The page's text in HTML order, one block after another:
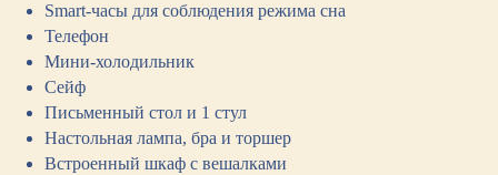
Smart-часы для соблюдения режима сна
Телефон
Мини-холодильник
Сейф
Письменный стол и 1 стул
Настольная лампа, бра и торшер
Встроенный шкаф с вешалками